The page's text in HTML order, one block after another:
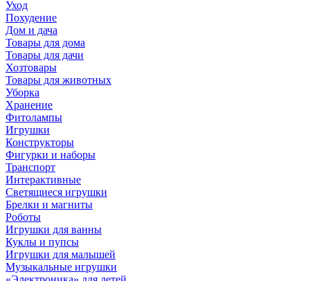
Уход
Похудение
Дом и дача
Товары для дома
Товары для дачи
Хозтовары
Товары для животных
Уборка
Хранение
Фитолампы
Игрушки
Конструкторы
Фигурки и наборы
Транспорт
Интерактивные
Светящиеся игрушки
Брелки и магниты
Роботы
Игрушки для ванны
Куклы и пупсы
Игрушки для малышей
Музыкальные игрушки